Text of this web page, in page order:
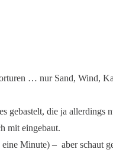
… nur Sand, Wind,
gebastelt, die ja allerdings
mit eingebaut.
Minute) – aber schaut